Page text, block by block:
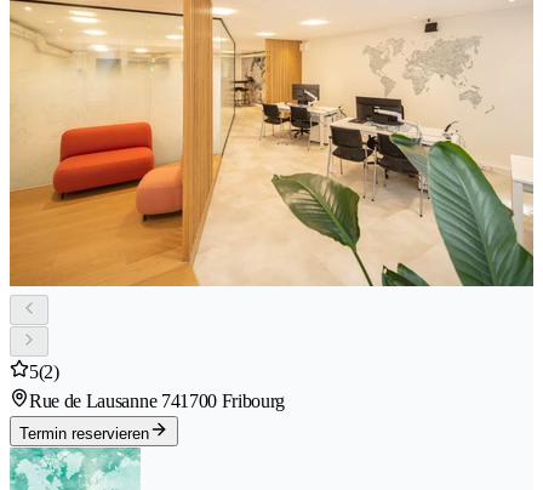
5(2)
Rue de Lausanne 741700 Fribourg
Termin reservieren